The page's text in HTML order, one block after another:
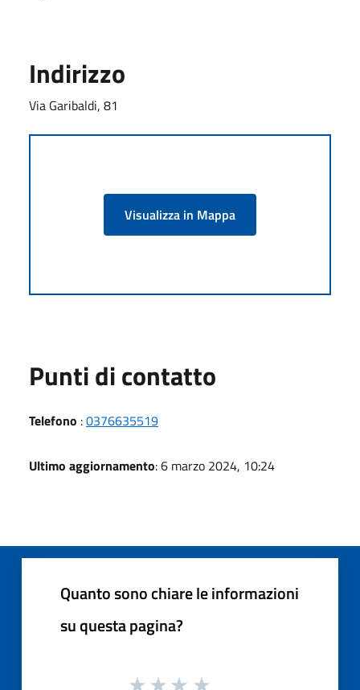
Indirizzo
Via Garibaldi, 81
Visualizza in Mappa
Punti di contatto
Telefono :0376635519
Ultimo aggiornamento: 6 marzo 2024, 10:24
Quanto sono chiare le informazioni
su questa pagina?